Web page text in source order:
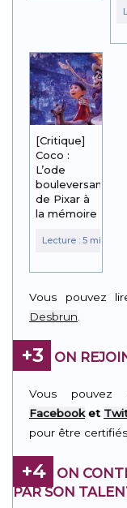
[Critique]
Coco :
L’ode
bouleversante
de Pixar à
la mémoire
Vous pouvez
Desbrun.
+3 ON
Vous pouvez
Facebooket
pour être
+4
ON
PAR SON